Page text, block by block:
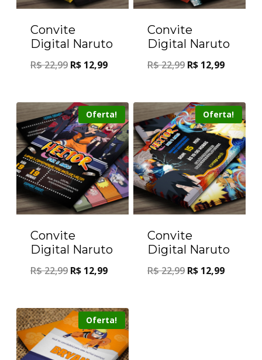
Convite
Digital Naruto
R$22,99 R$ 12,99
Convite
Digital Naruto
R$22,99 R$ 12,99
Oferta!
Convite
Digital Naruto
R$22,99 R$ 12,99
Oferta!
Convite
Digital Naruto
R$22,99 R$ 12,99
Oferta!